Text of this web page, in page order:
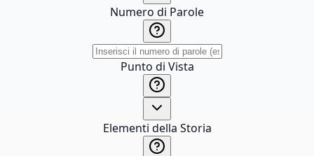
Numero di Parole
Punto di Vista
Elementi della Storia